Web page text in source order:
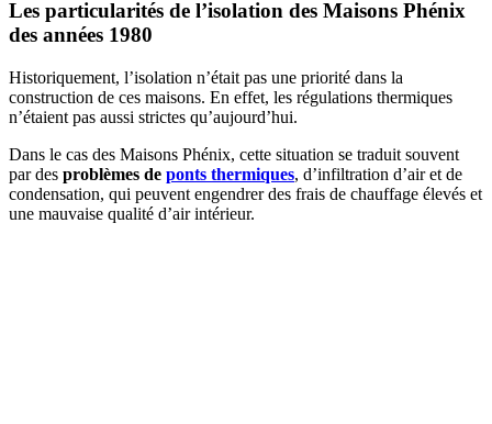
Les particularités de l’isolation des Maisons Phénix
des années 1980
Historiquement, l’isolation n’était pas une priorité dans la
construction de ces maisons. En effet, les régulations thermiques
n’étaient pas aussi strictes qu’aujourd’hui.
Dans le cas des Maisons Phénix, cette situation se traduit souvent
par des problèmes de ponts thermiques, d’infiltration d’air et de
condensation, qui peuvent engendrer des frais de chauffage élevés et
une mauvaise qualité d’air intérieur.